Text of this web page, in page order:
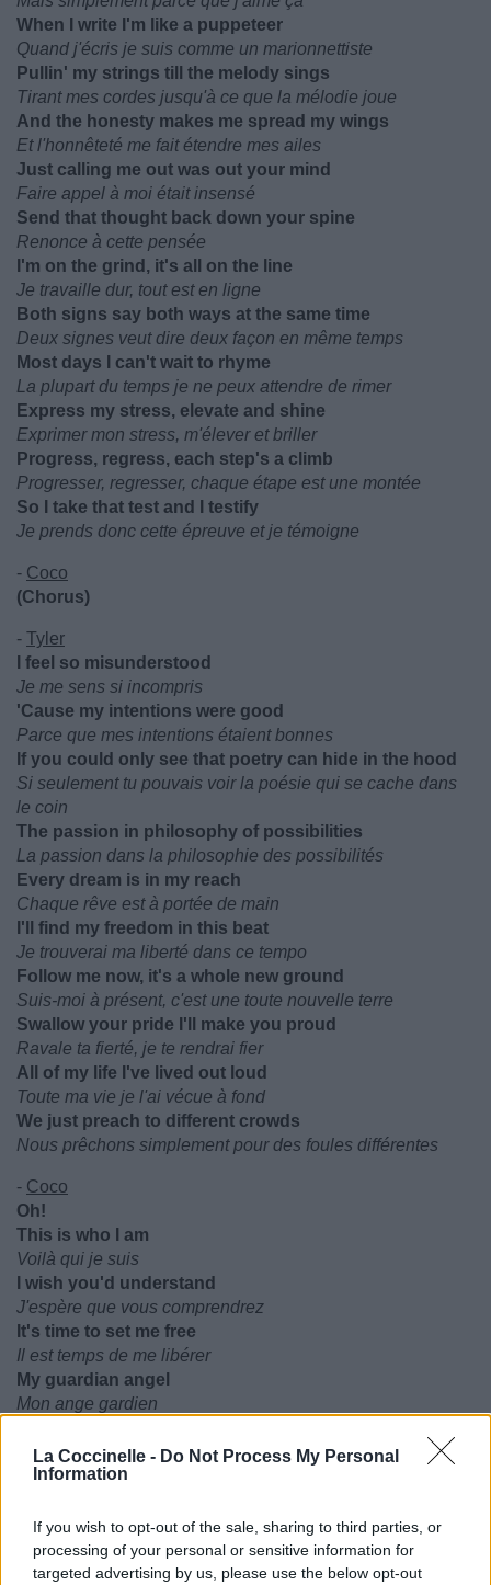
La Coccinelle - Do Not Process My Personal
Information
If you wish to opt-out of the sale, sharing to third parties, or
processing of your personal or sensitive information for
targeted advertising by us, please use the below opt-out
When I write I'm like a puppeteer
Quand j'écris je suis comme un marionnettiste
Pullin' my strings till the melody sings
Tirant mes cordes jusqu'à ce que la mélodie joue
And the honesty makes me spread my wings
Et l'honnêteté me fait étendre mes ailes
Just calling me out was out your mind
Faire appel à moi était insensé
Send that thought back down your spine
Renonce à cette pensée
I'm on the grind, it's all on the line
Je travaille dur, tout est en ligne
Both signs say both ways at the same time
Deux signes veut dire deux façon en même temps
Most days I can't wait to rhyme
La plupart du temps je ne peux attendre de rimer
Express my stress, elevate and shine
Exprimer mon stress, m'élever et briller
Progress, regress, each step's a climb
Progresser, regresser, chaque étape est une montée
So I take that test and I testify
Je prends donc cette épreuve et je témoigne
- Coco
(Chorus)
- Tyler
I feel so misunderstood
Je me sens si incompris
'Cause my intentions were good
Parce que mes intentions étaient bonnes
If you could only see that poetry can hide in the hood
Si seulement tu pouvais voir la poésie qui se cache dans
le coin
The passion in philosophy of possibilities
La passion dans la philosophie des possibilités
Every dream is in my reach
Chaque rêve est à portée de main
I'll find my freedom in this beat
Je trouverai ma liberté dans ce tempo
Follow me now, it's a whole new ground
Suis-moi à présent, c'est une toute nouvelle terre
Swallow your pride I'll make you proud
Ravale ta fierté, je te rendrai fier
All of my life I've lived out loud
Toute ma vie je l'ai vécue à fond
We just preach to different crowds
Nous prêchons simplement pour des foules différentes
- Coco
Oh!
This is who I am
Voilà qui je suis
I wish you'd understand
J'espère que vous comprendrez
It's time to set me free
Il est temps de me libérer
My guardian angel
Mon ange gardien
(Chorus)